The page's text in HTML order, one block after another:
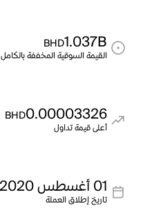
1.037B
BHD
القيمة السوقية المخففة بالكامل
0.00003326
BHD
أعلى قيمة تداول
01 أغسطس 2020
تاريخ إطلاق العملة